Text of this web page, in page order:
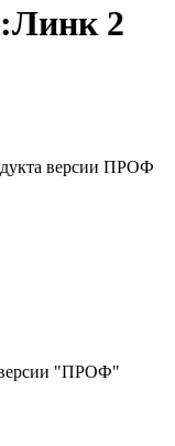
2
версии ПРОФ
версии "ПРОФ"